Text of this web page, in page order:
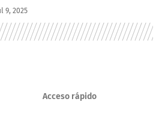
9, 2025
Acceso rápido